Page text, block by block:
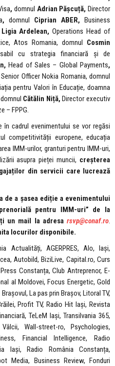
, domnul Adrian Pășcuță, Director
, domnul Ciprian ABER,
Business
Ligia Ardelean,Operations Head of
Atos Romania, domnul Cosmin
cu strategia financiară și de
Head of Sales – Global Payments,
Officer Nokia Romania, domnul
pentru Valori în Educație, doamna
Cătălin Niță, Director executiv
– FPPG.
cadrul evenimentului se vor regăsi
competitivității europene, educația
IMM-urilor, granturi pentru IMM-uri,
asupra pieței muncii, creșterea
din servicii care lucrează
de a șasea ediție a evenimentului
pentru IMM-uri” de la
un mail la adresa rsvp@conaf.ro.
locurilor disponibile.
Actualități, AGERPRES, Alo, Iași,
Autobild, BiziLive, Capital.ro, Curs
Constanța, Club Antreprenor, E-
al Moldovei, Focus Energetic, Gold
La pas prin Brașov, Litoral TV,
Profit TV, Radio Hit Iași, Revista
TeLeM Iași, Transilvania 365,
Wall-street-ro, Psychologies,
Financial Intelligence, Radio
Iași, Radio România Constanța,
Media, Business Review, Fonduri